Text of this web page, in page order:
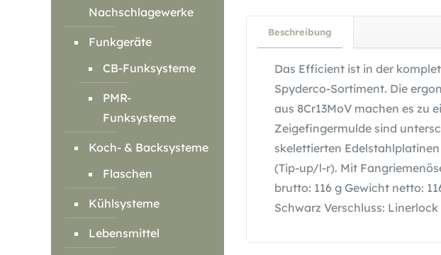
Beschreibung
Das Efficient ist in der
Spyderco-Sortiment. Die
aus 8Cr13MoV machen es zu
Zeigefingermulde sind
skelettierten
(Tip-up/l-r). Mit
brutto: 116 g Gewicht netto:
Schwarz Verschluss:
Nachschlagewerke
Funkgeräte
CB-Funksysteme
PMR-
Funksysteme
Koch- & Backsysteme
Flaschen
Kühlsysteme
Lebensmittel